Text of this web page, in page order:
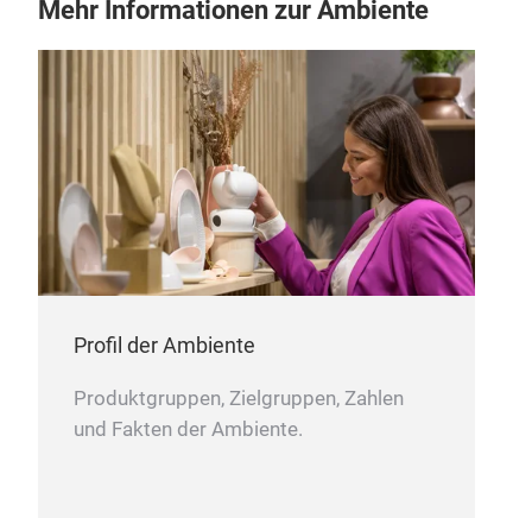
Mehr Informationen zur Ambiente
Profil der Ambiente
Produktgruppen, Zielgruppen, Zahlen
und Fakten der Ambiente.